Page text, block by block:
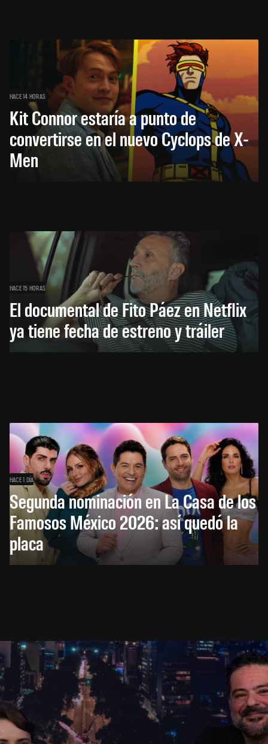
HACE 14 HORAS
Kit Connor estaría a punto de
convertirse en el nuevo Cyclops de X-
Men
HACE 15 HORAS
El documental de Fito Páez en Netflix
ya tiene fecha de estreno y tráiler
HACE 1 DÍA
Segunda nominación en La Casa de los
Famosos México 2026: así quedó la
placa